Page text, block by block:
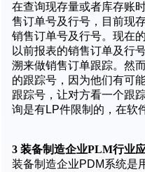
在查询现存量或者库存账
售订单号及行号，目前现
销售订单号及行号。现在
以前报表的销售订单及行
溯来做销售订单跟踪。然
的跟踪号，因为他们有可
跟踪号，让对方看一个跟
询是有LP件限制的，在软
3 装备制造企业PLM行业
装备制造企业PDM系统是